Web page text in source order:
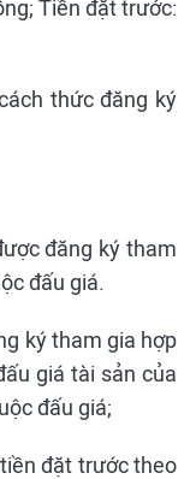
Tiền đặt trước:
thức đăng ký
đăng ký tham
đấu giá.
ký tham gia hợp
giá tài sản của
đấu giá;
đặt trước theo